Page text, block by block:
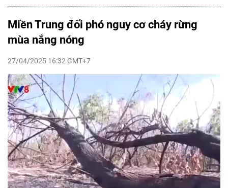
Miền Trung đối phó nguy cơ cháy rừng
mùa nắng nóng
27/04/2025 16:32 GMT+7